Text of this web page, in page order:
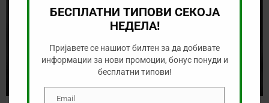
БЕСПЛАТНИ ТИПОВИ СЕКОЈА
НЕДЕЛА!
Пријавете се нашиот билтен за да добивате
информации за нови промоции, бонус понуди и
бесплатни типови!
Email